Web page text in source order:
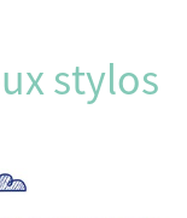
stylos